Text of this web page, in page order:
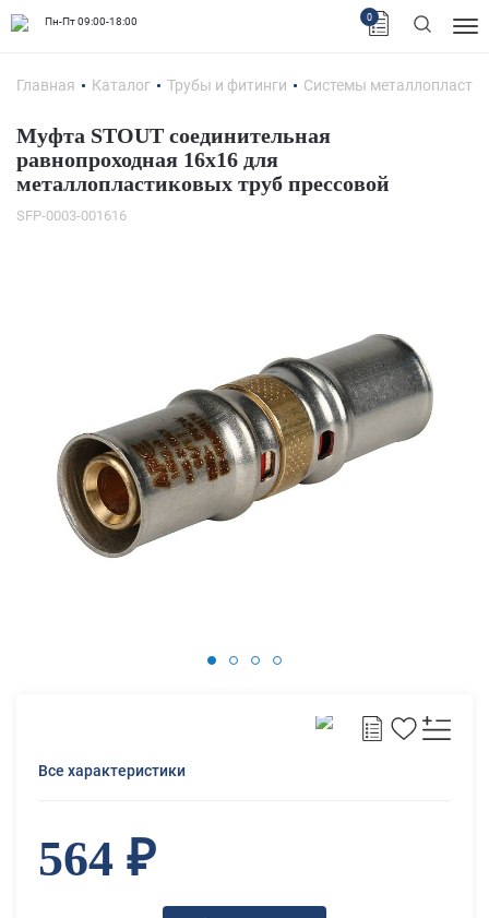
Пн-Пт 09:00-18:00 0
Главная Каталог Трубы и фитинги Системы
Муфта STOUT соединительная
равнопроходная 16х16 для
металлопластиковых труб прессовой
SFP-0003-001616
Все характеристики
564 ₽